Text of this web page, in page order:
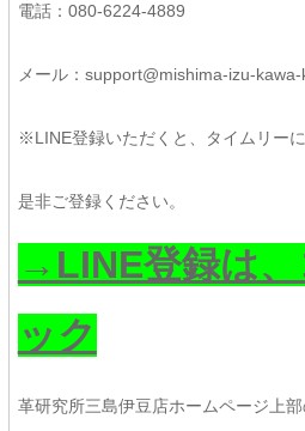
電話：080-6224-4889
メール：support@mishima-izu-
※LINE登録いただくと、タイムリー
是非ご登録ください。
→LINE登録は、
ック
革研究所三島伊豆店ホームページ上